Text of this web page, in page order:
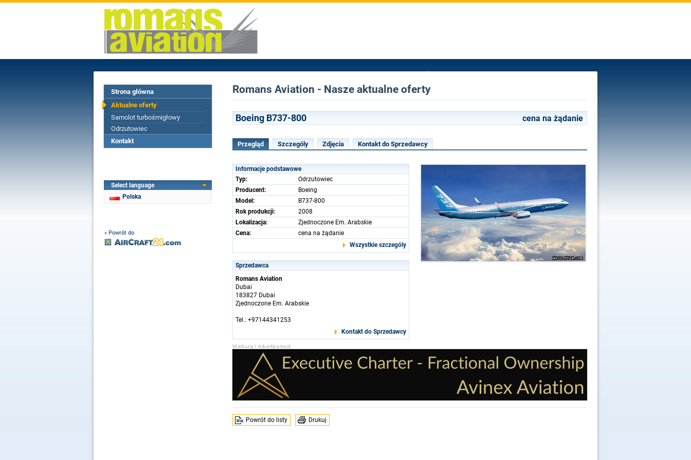
Strona główna
Aktualne oferty
Samolot turbośmigłowy
Odrzutowiec
Kontakt
Select language
Polska
« Powrót do
Romans Aviation - Nasze aktualne oferty
Boeing B737-800 cena na żądanie
Przegląd Szczególy Zdjęcia Kontakt do Sprzedawcy
Informacje podstawowe
Typ:
Odrzutowiec
Producent:
Boeing
Model:
B737-800
Rok produkcji:
2008
Lokalizacja:
Zjednoczone Em. Arabskie
Cena:
cena na żądanie
Wszystkie szczególy
Sprzedawca
Romans Aviation
Dubai
183827 Dubai
Zjednoczone Em. Arabskie
Tel.: +97144341253
Kontakt do Sprzedawcy
Powrót do listy Drukuj